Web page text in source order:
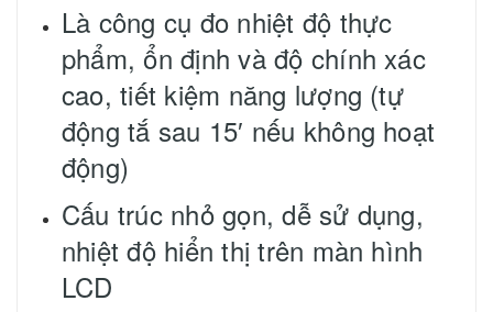
Là công cụ đo nhiệt độ thực
phẩm, ổn định và độ chính xác
cao, tiết kiệm năng lượng (tự
động tắ sau 15′ nếu không hoạt
động)
Cấu trúc nhỏ gọn, dễ sử dụng,
nhiệt độ hiển thị trên màn hình
LCD